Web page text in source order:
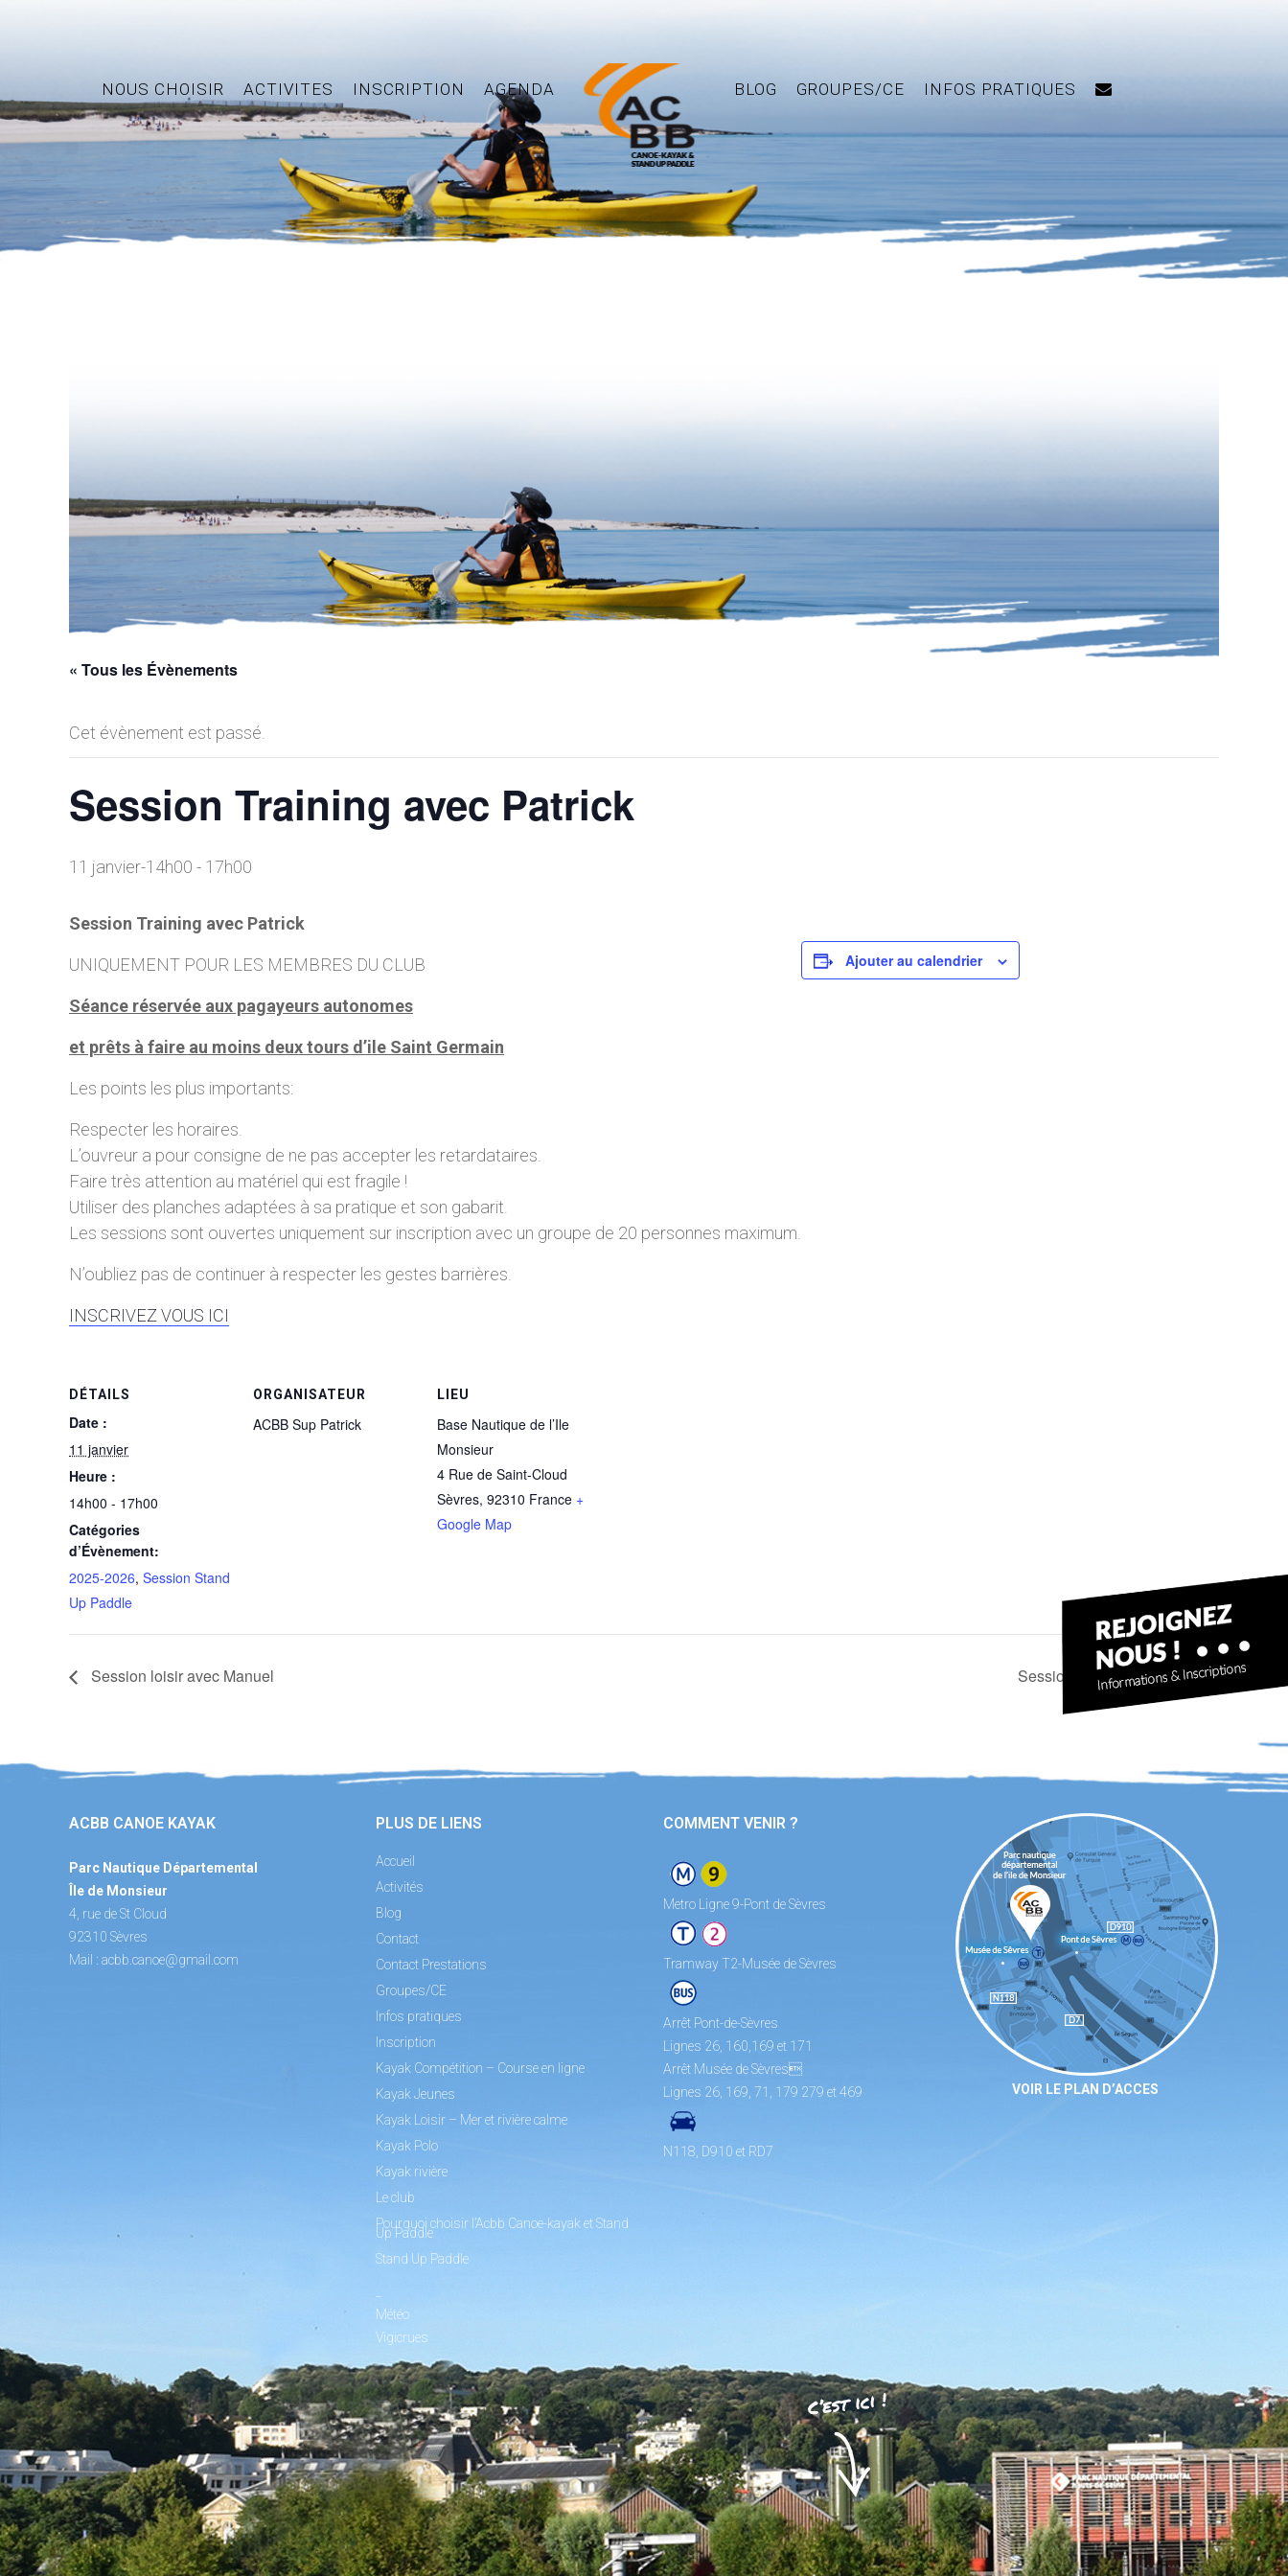
NOUS CHOISIR ACTIVITES INSCRIPTION AGENDA BLOG GROUPES/CE INFOS PRATIQUES
« Tous les Évènements
Cet évènement est passé.
Session Training avec Patrick
11 janvier-14h00 - 17h00
Session Training avec Patrick
UNIQUEMENT POUR LES MEMBRES DU CLUB
Séance réservée aux pagayeurs autonomes
et prêts à faire au moins deux tours d’ile Saint Germain
Les points les plus importants:
Respecter les horaires.
L’ouvreur a pour consigne de ne pas accepter les retardataires.
Faire très attention au matériel qui est fragile !
Utiliser des planches adaptées à sa pratique et son gabarit.
Les sessions sont ouvertes uniquement sur inscription avec un groupe de 20 personnes maximum.
N’oubliez pas de continuer à respecter les gestes barrières.
INSCRIVEZ VOUS ICI
Ajouter au calendrier
DÉTAILS
Date :
11 janvier
Heure :
14h00 - 17h00
Catégories
d’Évènement:
2025-2026, Session Stand
Up Paddle
ORGANISATEUR
ACBB Sup Patrick
LIEU
Base Nautique de l’Ile
Monsieur
4 Rue de Saint-Cloud
Sèvres, 92310 France +
Google Map
Session loisir avec Manuel Session loisir avec Patrick
ACBB CANOE KAYAK
Parc Nautique Départemental
Île de Monsieur
4, rue de St Cloud
92310 Sèvres
Mail : acbb.canoe@gmail.com
PLUS DE LIENS
Accueil
Activités
Blog
Contact
Contact Prestations
Groupes/CE
Infos pratiques
Inscription
Kayak Compétition – Course en ligne
Kayak Jeunes
Kayak Loisir – Mer et rivière calme
Kayak Polo
Kayak rivière
Le club
Pourquoi choisir l’Acbb Canoe-kayak et Stand
Up Paddle
Stand Up Paddle
Météo
Vigicrues
COMMENT VENIR ?
Metro Ligne 9-Pont de Sèvres
Tramway T2-Musée de Sèvres
Arrêt Pont-de-Sèvres
Lignes 26, 160,169 et 171
Arrêt Musée de Sèvres
Lignes 26, 169, 71, 179 279 et 469
N118, D910 et RD7
VOIR LE PLAN D’ACCES